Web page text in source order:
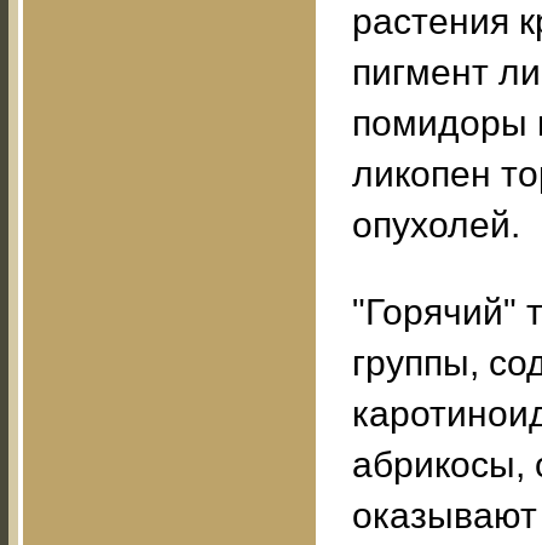
растения
пигмент
помидоры
ликопен
опухолей.
"Горячий"
группы,
абрикосы,